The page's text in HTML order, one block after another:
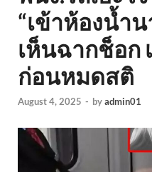
“เข้าห้องน้ำ
เห็นฉากช็อก
ก่อนหมดสติ
August 4, 2025 - byadmin01